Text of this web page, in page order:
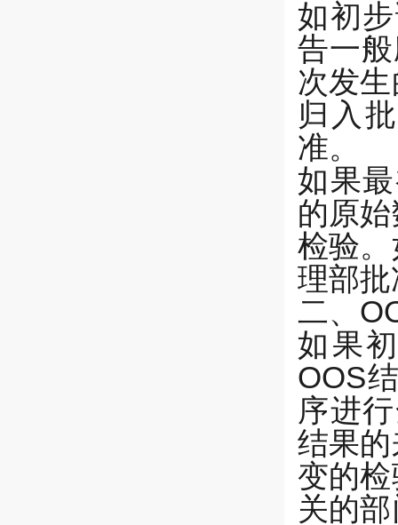
如初
告一
次发
归入
准。
如果
的原
检验
理部
二、
如果
OOS
序进
结果
变的
关的